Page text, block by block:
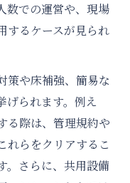
数での運営や、現場
するケースが見られ
策や床補強、簡易な
げられます。例え
る際は、管理規約や
れらをクリアするこ
。さらに、共用設備